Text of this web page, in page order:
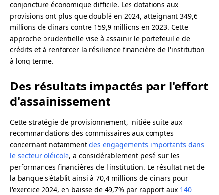
conjoncture économique difficile. Les dotations aux
provisions ont plus que doublé en 2024, atteignant 349,6
millions de dinars contre 159,9 millions en 2023. Cette
approche prudentielle vise à assainir le portefeuille de
crédits et à renforcer la résilience financière de l'institution
à long terme.
Des résultats impactés par l'effort
d'assainissement
Cette stratégie de provisionnement, initiée suite aux
recommandations des commissaires aux comptes
concernant notamment des engagements importants dans
le secteur oléicole, a considérablement pesé sur les
performances financières de l'institution. Le résultat net de
la banque s'établit ainsi à 70,4 millions de dinars pour
l'exercice 2024, en baisse de 49,7% par rapport aux 140